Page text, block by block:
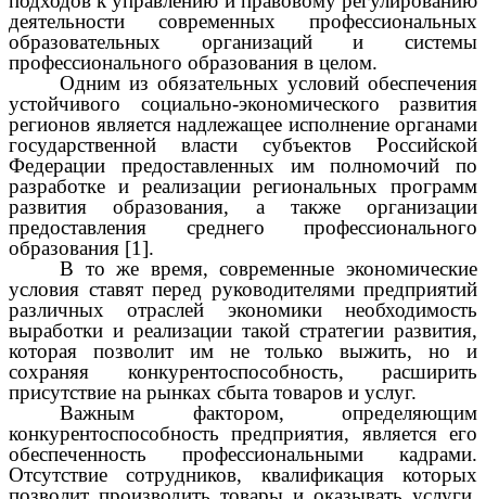
деятельности современных профессиональных
образовательных организаций и системы
профессионального образования в целом.
Одним из обязательных условий обеспечения
устойчивого социально-экономического развития
регионов является надлежащее исполнение органами
государственной власти субъектов Российской
Федерации предоставленных им полномочий по
разработке и реализации региональных программ
развития образования, а также организации
предоставления среднего профессионального
образования [1].
В то же время, современные экономические
условия ставят перед руководителями предприятий
различных отраслей экономики необходимость
выработки и реализации такой стратегии развития,
которая позволит им не только выжить, но и
сохраняя конкурентоспособность, расширить
присутствие на рынках сбыта товаров и услуг.
Важным фактором, определяющим
конкурентоспособность предприятия, является его
обеспеченность профессиональными кадрами.
Отсутствие сотрудников, квалификация которых